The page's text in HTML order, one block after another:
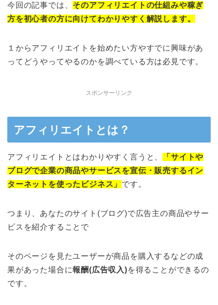
今回の記事では、 そのアフィリエイトの仕組みや稼ぎ
方を初心者の方に向けてわかりやすく解説します。
１からアフィリエイトを始めたい方やすでに興味があ
ってどうやってやるのかを調べている方は必見です。
スポンサーリンク
アフィリエイトとは？
アフィリエイトとはわかりやすく言うと、
「サイトや
ブログで企業の商品やサービスを宣伝・販売するイン
ターネットを使ったビジネス」 です。
つまり、あなたのサイト(ブログ)で広告主の商品やサー
ビスを紹介することで
そのページを見たユーザーが商品を購入するなどの成
果があった場合に報酬(広告収入)を得ることができるの
です。